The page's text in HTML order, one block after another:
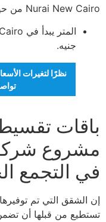
Nurai New Cairo من حيث التصميم ما يلي:
جنيه.
نظرًا لتغيرات
باقات
مشروع
في التجمع
إن الشقق التي تم
تستطيع من قبلها أن